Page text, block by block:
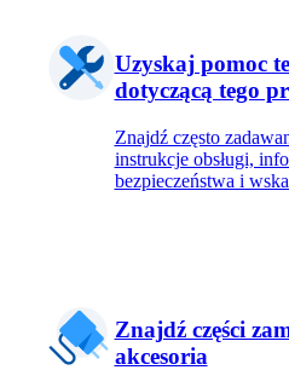
Uzyskaj pomoc
dotyczącą tego
Znajdź często
instrukcje obsługi,
bezpieczeństwa i
Znajdź części
akcesoria